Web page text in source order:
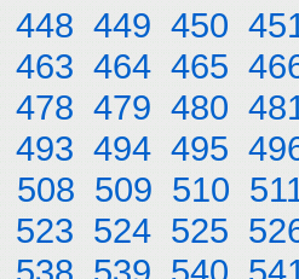
448 449 450
463 464 465
478 479 480
493 494 495
508 509 510
523 524 525